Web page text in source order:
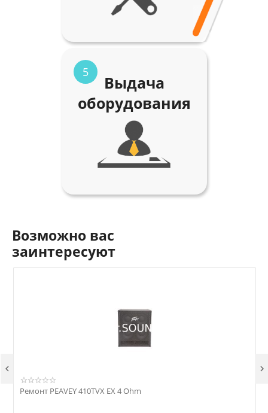
5
Выдача
оборудования
Возможно вас
заинтересуют
Ремонт PEAVEY 410TVX EX 4 Ohm
 